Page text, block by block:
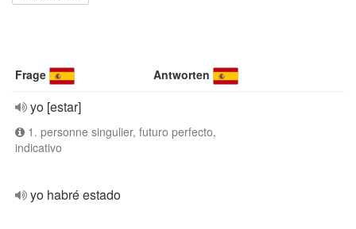
Frage Antworten
yo [estar]
1. personne singulier, futuro perfecto,
indicativo
yo habré estado